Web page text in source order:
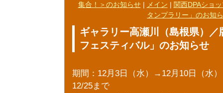
集合！＞のお知らせ| メイン | 関西DPAショ
タンプラリー」のお知
ギャラリー高瀬川（島根県）
フェスティバル」のお知らせ
期間：12月3日（水）→12月10日（水
12/25まで